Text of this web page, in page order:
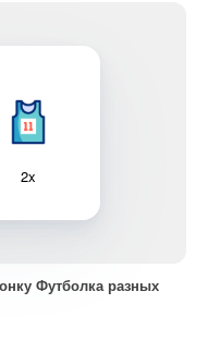
2x
Футболка разных